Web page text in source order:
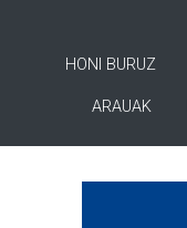
HONI BURUZ
ARAUAK